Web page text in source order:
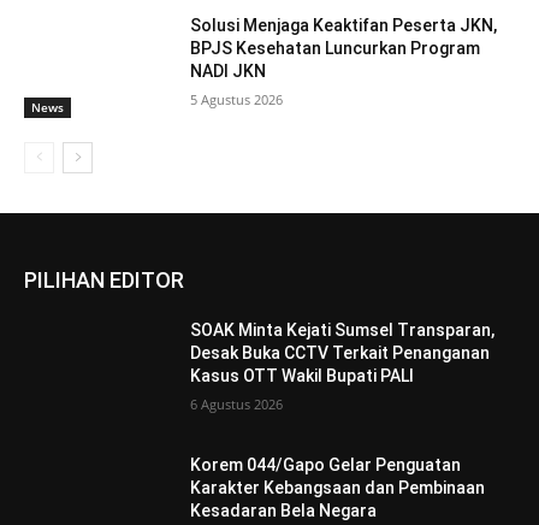
News
Solusi Menjaga Keaktifan Peserta JKN,
BPJS Kesehatan Luncurkan Program
NADI JKN
5 Agustus 2026
PILIHAN EDITOR
SOAK Minta Kejati Sumsel Transparan,
Desak Buka CCTV Terkait Penanganan
Kasus OTT Wakil Bupati PALI
6 Agustus 2026
Korem 044/Gapo Gelar Penguatan
Karakter Kebangsaan dan Pembinaan
Kesadaran Bela Negara